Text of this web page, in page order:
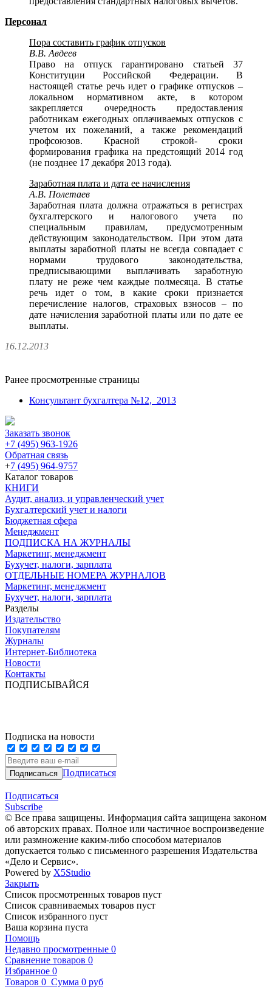
Персонал
Пора составить график отпусков
В.В. Авдеев
Право на отпуск гарантировано статьей 37
Конституции Российской Федерации. В
настоящей статье речь идет о графике отпусков –
локальном нормативном акте, в котором
закрепляется очередность предоставления
работникам ежегодных оплачиваемых отпусков с
учетом их пожеланий, а также рекомендаций
профсоюзов. Красной строкой- сроки
формирования графика на предстоящий 2014 год
(не позднее 17 декабря 2013 года).
Заработная плата и дата ее начисления
А.В. Полетаев
Заработная плата должна отражаться в регистрах
бухгалтерского и налогового учета по
специальным правилам, предусмотренным
действующим законодательством. При этом дата
выплаты заработной платы не всегда совпадает с
нормами трудового законодательства,
предписывающими выплачивать заработную
плату не реже чем каждые полмесяца. В статье
речь идет о том, в какие сроки признается
перечисление налогов, страховых взносов – по
дате начисления заработной платы или по дате ее
выплаты.
16.12.2013
Ранее просмотренные страницы
Консультант бухгалтера №12, 2013
Заказать звонок
+7 (495) 963-1926
Обратная связь
+7 (495) 964-9757
Каталог товаров
КНИГИ
Аудит, анализ, и управленческий учет
Бухгалтерский учет и налоги
Бюджетная сфера
Менеджмент
ПОДПИСКА НА ЖУРНАЛЫ
Маркетинг, менеджмент
Бухучет, налоги, зарплата
ОТДЕЛЬНЫЕ НОМЕРА ЖУРНАЛОВ
Маркетинг, менеджмент
Бухучет, налоги, зарплата
Разделы
Издательство
Покупателям
Журналы
Интернет-Библиотека
Новости
Контакты
ПОДПИСЫВАЙСЯ
Подписка на новости
Подписаться
Подписаться
Subscribe
© Все права защищены. Информация сайта защищена законом
об авторских правах. Полное или частичное воспроизведение
или размножение каким-либо способом материалов
допускается только с письменного разрешения Издательства
«Дело и Сервис».
Powered by X5Studio
Закрыть
Список просмотренных товаров пуст
Список сравниваемых товаров пуст
Список избранного пуст
Ваша корзина пуста
Помощь
Недавно просмотренные 0
Сравнение товаров 0
Избранное 0
Товаров 0 Сумма 0 руб